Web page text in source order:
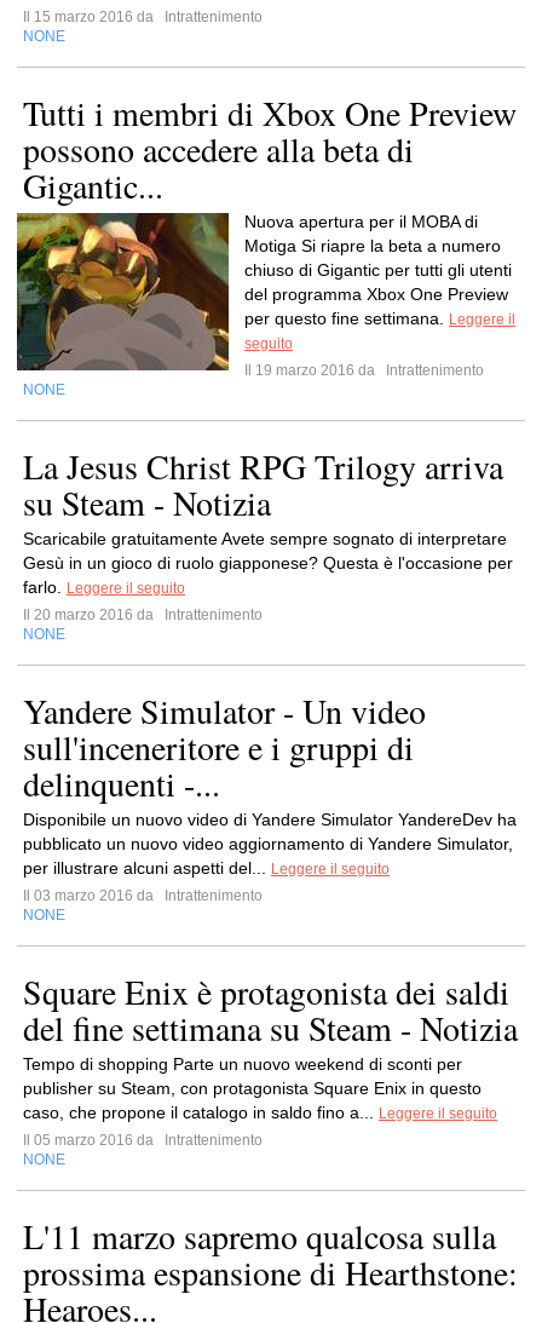
Il 15 marzo 2016 da
Intrattenimento
NONE
Tutti i membri di Xbox One Preview
possono accedere alla beta di
Gigantic...
Nuova apertura per il MOBA di
Motiga Si riapre la beta a numero
chiuso di Gigantic per tutti gli utenti
del programma Xbox One Preview
per questo fine settimana.
Leggere il
seguito
Il 19 marzo 2016 da
Intrattenimento
NONE
La Jesus Christ RPG Trilogy arriva
su Steam - Notizia
Scaricabile gratuitamente Avete sempre sognato di interpretare
Gesù in un gioco di ruolo giapponese? Questa è l'occasione per
farlo.
Leggere il seguito
Il 20 marzo 2016 da
Intrattenimento
NONE
Yandere Simulator - Un video
sull'inceneritore e i gruppi di
delinquenti -...
Disponibile un nuovo video di Yandere Simulator YandereDev ha
pubblicato un nuovo video aggiornamento di Yandere Simulator,
per illustrare alcuni aspetti del...
Leggere il seguito
Il 03 marzo 2016 da
Intrattenimento
NONE
Square Enix è protagonista dei saldi
del fine settimana su Steam - Notizia
Tempo di shopping Parte un nuovo weekend di sconti per
publisher su Steam, con protagonista Square Enix in questo
caso, che propone il catalogo in saldo fino a...
Leggere il seguito
Il 05 marzo 2016 da
Intrattenimento
NONE
L'11 marzo sapremo qualcosa sulla
prossima espansione di Hearthstone:
Hearoes...